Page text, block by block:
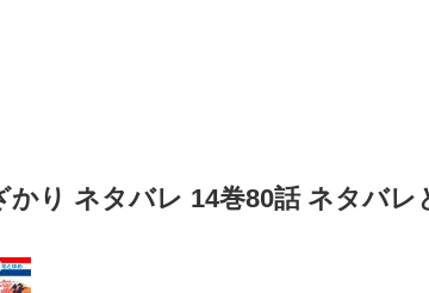
かり ネタバレ 14巻80話 ネタバレ